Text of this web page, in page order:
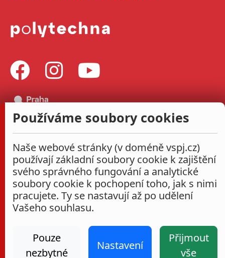
Používáme soubory cookies
Naše webové stránky (v doméně vspj.cz)
používají základní soubory cookie k zajištění
svého správného fungování a analytické
soubory cookie k pochopení toho, jak s nimi
pracujete. Ty se nastavují až po udělení
Vašeho souhlasu.
Pouze
nezbytné
Nastavení
Přijmout
vše